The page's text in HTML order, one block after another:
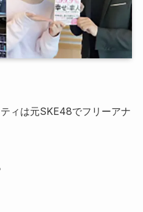
ィは元SKE48でフリーアナ